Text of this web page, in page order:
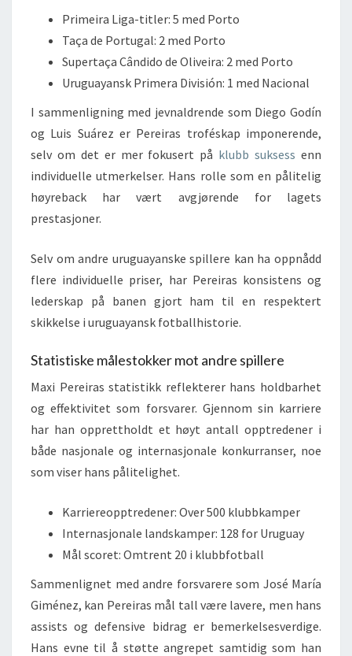
Primeira Liga-titler: 5 med Porto
Taça de Portugal: 2 med Porto
Supertaça Cândido de Oliveira: 2 med Porto
Uruguayansk Primera División: 1 med Nacional
I sammenligning med jevnaldrende som Diego Godín
og Luis Suárez er Pereiras troféskap imponerende,
selv om det er mer fokusert på klubb suksess enn
individuelle utmerkelser. Hans rolle som en pålitelig
høyreback har vært avgjørende for lagets
prestasjoner.
Selv om andre uruguayanske spillere kan ha oppnådd
flere individuelle priser, har Pereiras konsistens og
lederskap på banen gjort ham til en respektert
skikkelse i uruguayansk fotballhistorie.
Statistiske målestokker mot andre spillere
Maxi Pereiras statistikk reflekterer hans holdbarhet
og effektivitet som forsvarer. Gjennom sin karriere
har han opprettholdt et høyt antall opptredener i
både nasjonale og internasjonale konkurranser, noe
som viser hans pålitelighet.
Karriereopptredener: Over 500 klubbkamper
Internasjonale landskamper: 128 for Uruguay
Mål scoret: Omtrent 20 i klubbfotball
Sammenlignet med andre forsvarere som José María
Giménez, kan Pereiras mål tall være lavere, men hans
assists og defensive bidrag er bemerkelsesverdige.
Hans evne til å støtte angrepet samtidig som han